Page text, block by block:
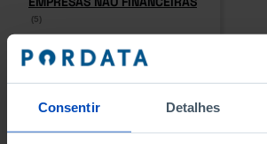
Consentir Detalhes
(5)
(5)
PESSOAL AO SERVIÇO NAS
EMPRESAS NÃO FINANCEIRAS
PESSOAL AO SERVIÇO NAS
EMPRESAS NÃO FINANCEIRAS
(5)